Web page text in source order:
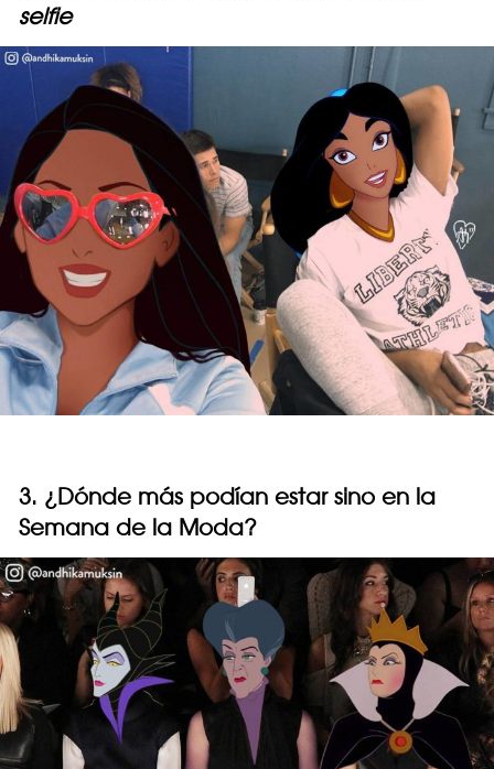
selfie
3. ¿Dónde más podían estar sino en la
Semana de la Moda?